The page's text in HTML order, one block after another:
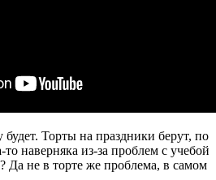
будет. Торты на праздники берут, по
наверняка из-за проблем с учебой
Да не в торте же проблема, в самом